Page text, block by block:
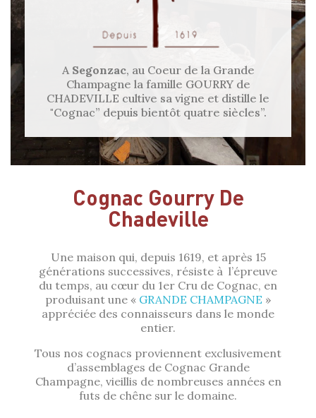
A Segonzac, au Coeur de la Grande
Champagne la famille GOURRY de
CHADEVILLE cultive sa vigne et distille le
"Cognac” depuis bientôt quatre siècles”.
Cognac Gourry De
Chadeville
Une maison qui, depuis 1619, et après 15
générations successives, résiste à l’épreuve
du temps, au cœur du 1er Cru de Cognac, en
produisant une « GRANDE CHAMPAGNE »
appréciée des connaisseurs dans le monde
entier.
Tous nos cognacs proviennent exclusivement
d’assemblages de Cognac Grande
Champagne, vieillis de nombreuses années en
futs de chêne sur le domaine.